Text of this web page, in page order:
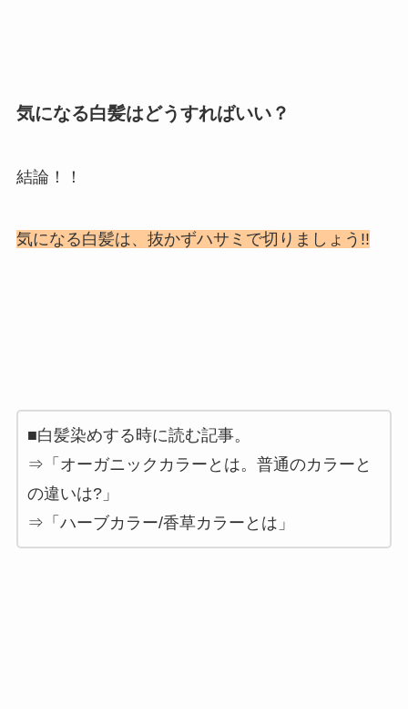
気になる白髪はどうすればいい？
結論！！
気になる白髪は、抜かずハサミで切りましょう!!
■白髪染めする時に読む記事。
⇒「オーガニックカラーとは。普通のカラーと
の違いは?」
⇒「ハーブカラー/香草カラーとは」